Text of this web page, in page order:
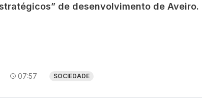
de desenvolvimento de Aveiro.
07:57 SOCIEDADE